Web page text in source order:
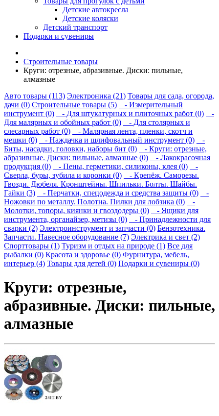
Детские автокресла
Детские коляски
Детский транспорт
Подарки и сувениры
Строительные товары
Круги: отрезные, абразивные. Диски: пильные,
алмазные
Авто товары (113) Электроника (21) Товары для сада, огорода,
дачи (0) Строительные товары (5)
- Измерительный
инструмент (0)
- Для штукатурных и плиточных работ (0)
-
Для малярных и обойных работ (0)
- Для столярных и
слесарных работ (0)
- Малярная лента, пленки, скотч и
мешки (0)
- Наждачка и шлифовальный инструмент (0)
-
Биты, насадки, головки, наборы бит (0)
- Круги: отрезные,
абразивные. Диски: пильные, алмазные (0)
- Лакокрасочная
продукция (0)
- Пены, герметики, силиконы, клея (0)
-
Сверла, буры, зубила и коронки (0)
- Крепёж. Саморезы.
Гвозди. Дюбеля. Кронштейны. Шпильки. Болты. Шайбы.
Гайки (3)
- Перчатки, спецодежда и средства защиты (0)
-
Ножовки по металлу. Полотна. Пилки для лобзика (0)
-
Молотки, топоры, киянки и гвоздодеры (0)
- Ящики для
инструмента, органайзер, метизы (0)
- Принадлежности для
сварки (2) Электроинструмент и запчасти (0) Бензотехника.
Запчасти. Навесное оборудование (7) Электрика и свет (2)
Спорттовары (1) Туризм и отдых на природе (1) Все для
рыбалки (0) Красота и здоровье (0) Фурнитура, мебель,
интерьер (4) Товары для детей (0) Подарки и сувениры (0)
Круги: отрезные,
абразивные. Диски: пильные,
алмазные